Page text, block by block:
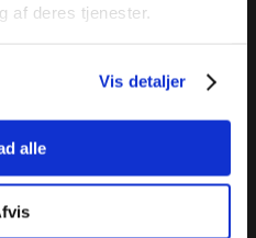
af deres tjenester.
Vis detaljer
alle
ønskes tilbud til.
direkte til VT Bus.
0002091429. ​
med nr.